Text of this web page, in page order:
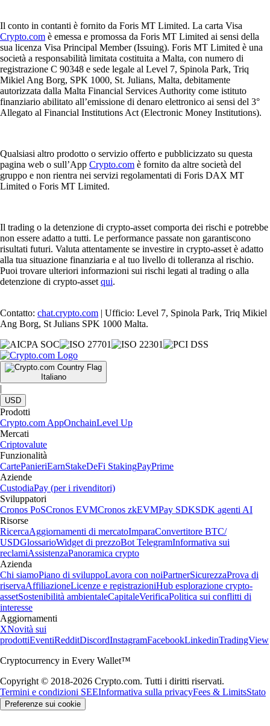
Il conto in contanti è fornito da Foris MT Limited. La carta Visa
Crypto.com è emessa e promossa da Foris MT Limited ai sensi della
sua licenza Visa Principal Member (Issuing). Foris MT Limited è una
società a responsabilità limitata costituita a Malta, con numero di
registrazione C 90348 e sede legale al Level 7, Spinola Park, Triq
Mikiel Ang Borg, SPK 1000, St. Julians, Malta, debitamente
autorizzata dalla Malta Financial Services Authority come istituto
finanziario abilitato all’emissione di denaro elettronico ai sensi del 3°
Allegato al Financial Institutions Act (Electronic Money Institutions).
Qualsiasi altro prodotto o servizio offerto e pubblicizzato su questa
pagina web o sull’App Crypto.com è fornito da altre società del
gruppo e non rientra nei servizi regolamentati di Foris DAX MT
Limited o Foris MT Limited.
Il trading o la detenzione di crypto-asset comporta dei rischi e potrebbe
non essere adatto a tutti. Le performance passate non garantiscono
risultati futuri. Valuta attentamente se investire in crypto-asset è adatto
alla tua situazione finanziaria e al tuo livello di tolleranza al rischio.
Puoi trovare ulteriori informazioni sui rischi legati al trading o alla
detenzione di crypto-asset qui.
Contatto: chat.crypto.com | Ufficio: Level 7, Spinola Park, Triq Mikiel
Ang Borg, St Julians SPK 1000 Malta.
Italiano
|
USD
Prodotti
Crypto.com AppOnchainLevel Up
Mercati
Criptovalute
Funzionalità
CartePanieriEarnStakeDeFi StakingPayPrime
Aziende
CustodiaPay (per i rivenditori)
Sviluppatori
Cronos PoSCronos EVMCronos zkEVMPay SDKSDK agenti AI
Risorse
RicercaAggiornamenti di mercatoImparaConvertitore BTC/
USDGlossarioWidget di prezzoBot TelegramInformativa sui
reclamiAssistenzaPanoramica crypto
Azienda
Chi siamoPiano di sviluppoLavora con noiPartnerSicurezzaProva di
riservaAffiliazioneLicenze e registrazioniHub esplorazione crypto-
assetSostenibilità ambientaleCapitaleVerificaPolitica sui conflitti di
interesse
Aggiornamenti
XNovità sui
prodottiEventiRedditDiscordInstagramFacebookLinkedinTradingView
Cryptocurrency in Every Wallet™
Copyright © 2018-2026 Crypto.com. Tutti i diritti riservati.
Termini e condizioni SEEInformativa sulla privacyFees & LimitsStato
Preferenze sui cookie